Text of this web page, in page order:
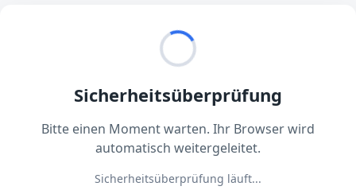
Sicherheitsüberprüfung
Bitte einen Moment warten. Ihr Browser wird
automatisch weitergeleitet.
Sicherheitsüberprüfung läuft...